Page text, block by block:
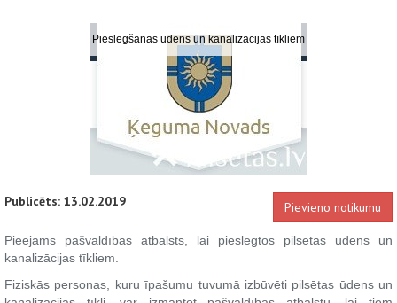
Pieslēgšanās ūdens un kanalizācijas tīkliem
Publicēts: 13.02.2019 Pievieno notikumu
Pieejams pašvaldības atbalsts, lai pieslēgtos pilsētas ūdens un
kanalizācijas tīkliem.
Fiziskās personas, kuru īpašumu tuvumā izbūvēti pilsētas ūdens un